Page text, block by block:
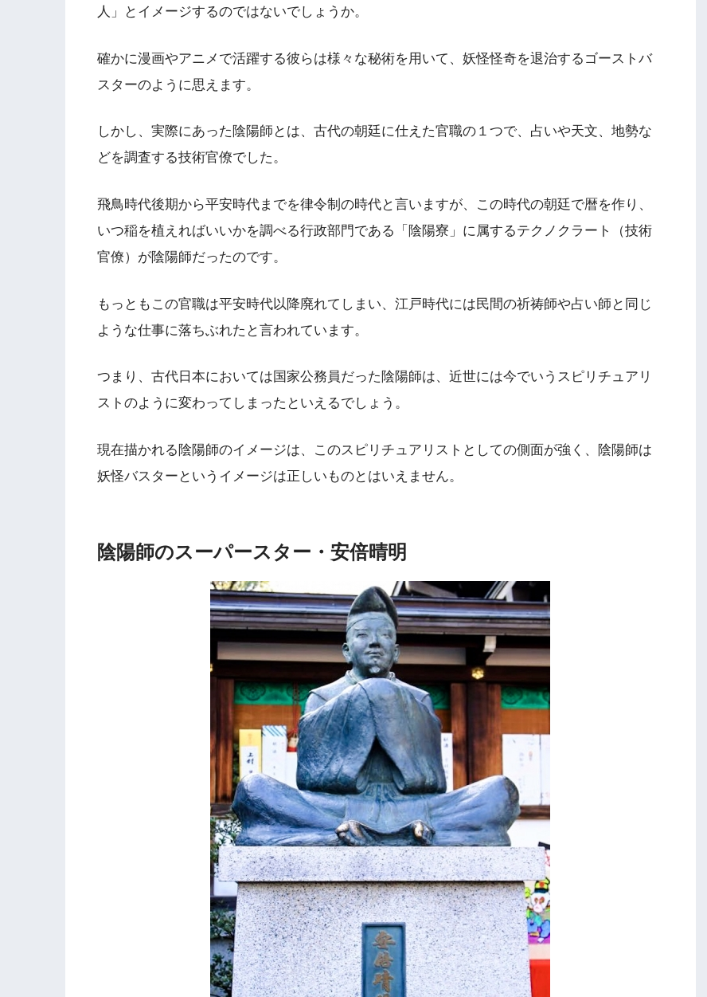
人」とイメージするのではないでしょうか。
確かに漫画やアニメで活躍する彼らは様々な秘術を用いて、妖怪怪奇を退治するゴーストバ
スターのように思えます。
しかし、実際にあった陰陽師とは、古代の朝廷に仕えた官職の１つで、占いや天文、地勢な
どを調査する技術官僚でした。
飛鳥時代後期から平安時代までを律令制の時代と言いますが、この時代の朝廷で暦を作り、
いつ稲を植えればいいかを調べる行政部門である「陰陽寮」に属するテクノクラート（技術
官僚）が陰陽師だったのです。
もっともこの官職は平安時代以降廃れてしまい、江戸時代には民間の祈祷師や占い師と同じ
ような仕事に落ちぶれたと言われています。
つまり、古代日本においては国家公務員だった陰陽師は、近世には今でいうスピリチュアリ
ストのように変わってしまったといえるでしょう。
現在描かれる陰陽師のイメージは、このスピリチュアリストとしての側面が強く、陰陽師は
妖怪バスターというイメージは正しいものとはいえません。
陰陽師のスーパースター・安倍晴明